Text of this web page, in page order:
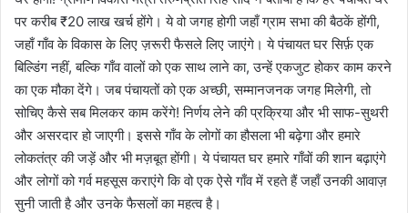
पर करीब ₹20 लाख खर्च होंगे। ये वो जगह होगी जहाँ ग्राम सभा की बैठकें होंगी,
जहाँ गाँव के विकास के लिए ज़रूरी फैसले लिए जाएंगे। ये पंचायत घर सिर्फ़ एक
बिल्डिंग नहीं, बल्कि गाँव वालों को एक साथ लाने का, उन्हें एकजुट होकर काम करने
का एक मौका देंगे। जब पंचायतों को एक अच्छी, सम्मानजनक जगह मिलेगी, तो
सोचिए कैसे सब मिलकर काम करेंगे! निर्णय लेने की प्रक्रिया और भी साफ-सुथरी
और असरदार हो जाएगी। इससे गाँव के लोगों का हौसला भी बढ़ेगा और हमारे
लोकतंत्र की जड़ें और भी मज़बूत होंगी। ये पंचायत घर हमारे गाँवों की शान बढ़ाएंगे
और लोगों को गर्व महसूस कराएंगे कि वो एक ऐसे गाँव में रहते हैं जहाँ उनकी आवाज़
सुनी जाती है और उनके फैसलों का महत्व है।